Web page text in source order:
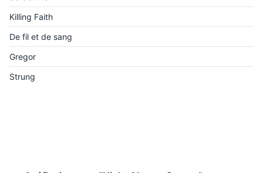
Killing Faith
De fil et de sang
Gregor
Strung